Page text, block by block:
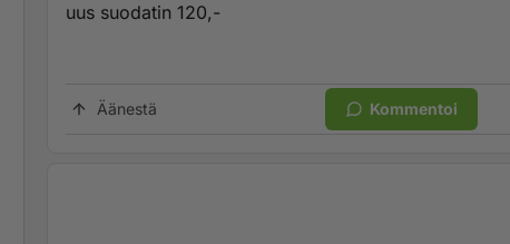
uus suodatin 120,-
Äänestä Kommentoi